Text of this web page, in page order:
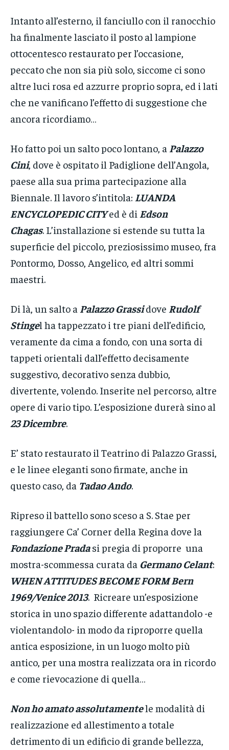
Intanto all’esterno, il fanciullo con il ranocchio
ha finalmente lasciato il posto al lampione
ottocentesco restaurato per l’occasione,
peccato che non sia più solo, siccome ci sono
altre luci rosa ed azzurre proprio sopra, ed i lati
che ne vanificano l’effetto di suggestione che
ancora ricordiamo…
Ho fatto poi un salto poco lontano, a Palazzo
Cini, dove è ospitato il Padiglione dell’Angola,
paese alla sua prima partecipazione alla
Biennale. Il lavoro s’intitola: LUANDA
ENCYCLOPEDIC CITYed è di Edson
Chagas. L’installazione si estende su tutta la
superficie del piccolo, preziosissimo museo, fra
Pontormo, Dosso, Angelico, ed altri sommi
maestri.
Di là, un salto a Palazzo Grassidove Rudolf
Stingel ha tappezzato i tre piani dell’edificio,
veramente da cima a fondo, con una sorta di
tappeti orientali dall’effetto decisamente
suggestivo, decorativo senza dubbio,
divertente, volendo. Inserite nel percorso, altre
opere di vario tipo. L’esposizione durerà sino al
23 Dicembre.
E’ stato restaurato il Teatrino di Palazzo Grassi,
e le linee eleganti sono firmate, anche in
questo caso, da Tadao Ando.
Ripreso il battello sono sceso a S. Stae per
raggiungere Ca’ Corner della Regina dove la
Fondazione Pradasi pregia di proporre una
mostra-scommessa curata da Germano Celant:
WHEN ATTITUDES BECOME FORMBern
1969/Venice 2013. Ricreare un’esposizione
storica in uno spazio differente adattandolo -e
violentandolo- in modo da riproporre quella
antica esposizione, in un luogo molto più
antico, per una mostra realizzata ora in ricordo
e come rievocazione di quella…
Non ho amato assolutamentele modalità di
realizzazione ed allestimento a totale
detrimento di un edificio di grande bellezza,